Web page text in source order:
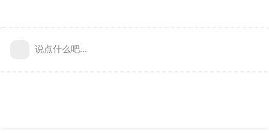
说点什么吧...